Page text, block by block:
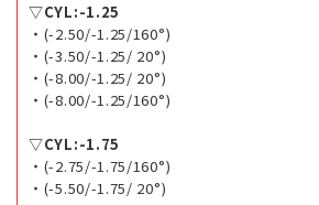
▽CYL:-1.25
・(-2.50/-1.25/160°)
・(-3.50/-1.25/ 20°)
・(-8.00/-1.25/ 20°)
・(-8.00/-1.25/160°)
▽CYL:-1.75
・(-2.75/-1.75/160°)
・(-5.50/-1.75/ 20°)